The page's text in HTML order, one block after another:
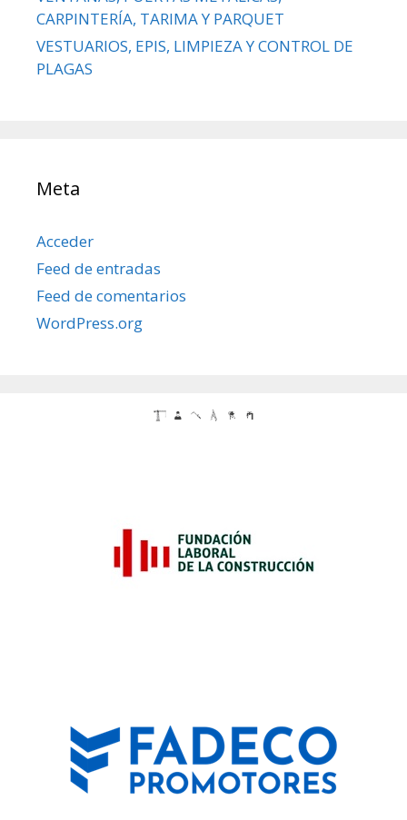
CARPINTERÍA, TARIMA Y PARQUET
VESTUARIOS, EPIS, LIMPIEZA Y CONTROL DE
PLAGAS
Meta
Acceder
Feed de entradas
Feed de comentarios
WordPress.org